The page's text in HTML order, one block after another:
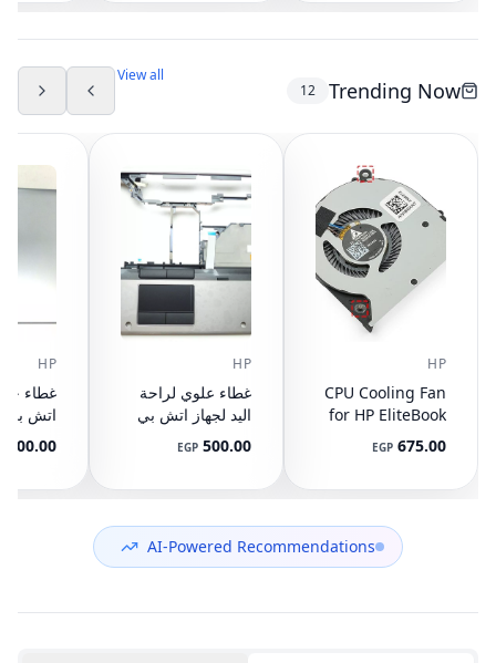
DC05V 0.50A
(مستعمل)
Trending Now
12
View all
HP
CPU Cooling Fan
for HP EliteBook
745 G3 G4, 840
G3 G4, 848 G3
DC05V 0.50A
675.00
EGP
HP
غطاء علوي لراحة
اليد لجهاز اتش بي
مع تاتش باد
(مستعمل)
500.00
EGP
HP
400.00
AI-Powered Recommendations